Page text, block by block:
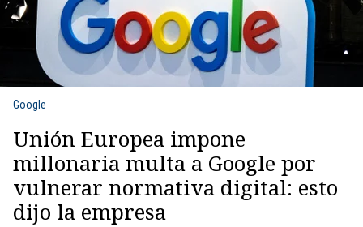
Google
Unión Europea impone
millonaria multa a Google por
vulnerar normativa digital: esto
dijo la empresa